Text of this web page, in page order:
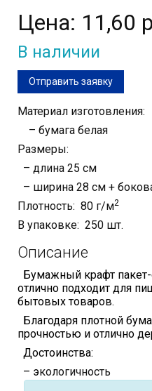
Цена: 11,60
В наличии
Отправить заявку
Материал изготовления:
– бумага белая
Размеры:
– длина 25 см
– ширина 28 см +
Плотность: 80 г/м2
В упаковке: 250 шт.
Описание
Бумажный крафт
отлично подходит для
бытовых товаров.
Благодаря плотной
прочностью и отлично
Достоинства:
– экологичность